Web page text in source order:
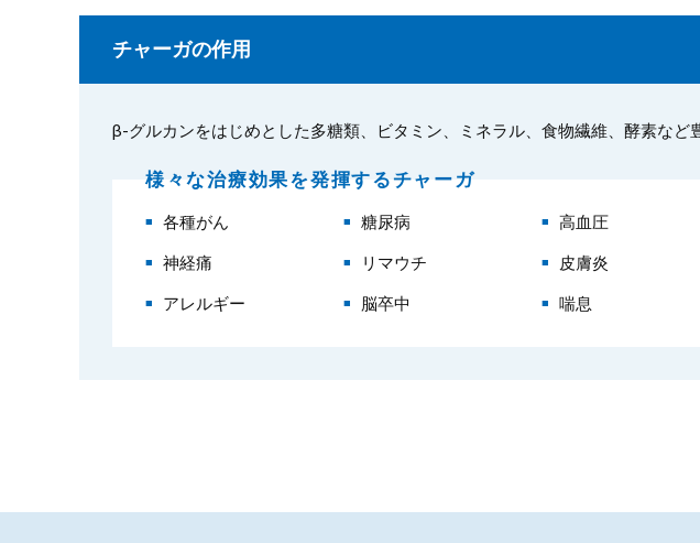
チャーガの作用
β‐グルカンをはじめとした多糖類、ビタミン、ミネラル、食物繊維、酵素な
様々な治療効果を発揮するチャーガ
各種がん 糖尿病 高血圧
神経痛 リマウチ 皮膚炎
アレルギー 脳卒中 喘息